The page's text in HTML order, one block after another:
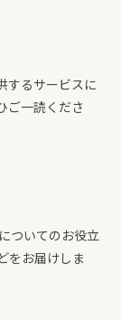
するサービスに
ご一読くださ
ついてのお役立
をお届けしま